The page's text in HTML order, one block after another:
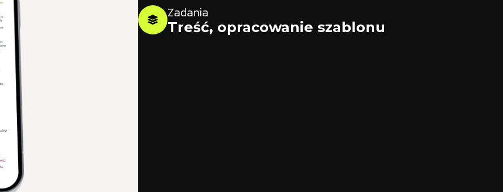
Zadania
Treść, opracowanie szablonu